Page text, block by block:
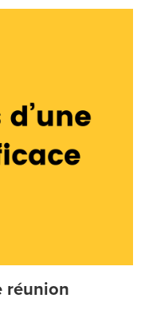
réunion